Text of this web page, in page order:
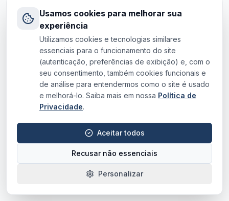
Voltar para o site
Usamos cookies para melhorar sua
experiência
Utilizamos cookies e tecnologias similares
essenciais para o funcionamento do site
(autenticação, preferências de exibição) e, com o
seu consentimento, também cookies funcionais e
de análise para entendermos como o site é usado
e melhorá-lo. Saiba mais em nossa Política de
Privacidade.
Personalizar
Recusar não essenciais
Aceitar todos